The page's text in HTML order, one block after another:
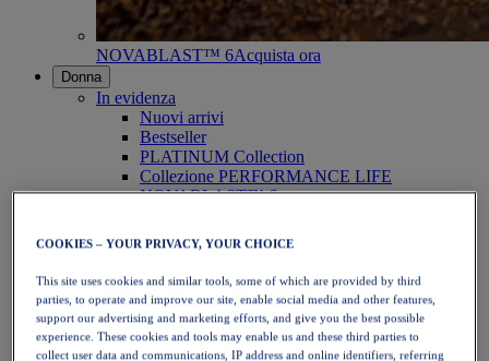
NOVABLAST™ 6Acquista ora
Donna
In evidenza
Nuovi arrivi
Bestseller
PLATINUM Collection
Collezione PERFORMANCE LIFE
NOVABLAST™ 6
Running
Trail running
Tennis
Pallavolo
Pallamano
Padel
Netball
COOKIES – YOUR PRIVACY, YOUR CHOICE
This site uses cookies and similar tools, some of which are provided by third
parties, to operate and improve our site, enable social media and other features,
support our advertising and marketing efforts, and give you the best possible
experience. These cookies and tools may enable us and these third parties to
collect user data and communications, IP address and online identifiers, referring